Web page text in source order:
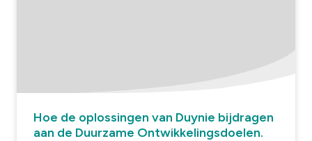
Hoe de oplossingen van Duynie bijdragen
aan de Duurzame Ontwikkelingsdoelen.